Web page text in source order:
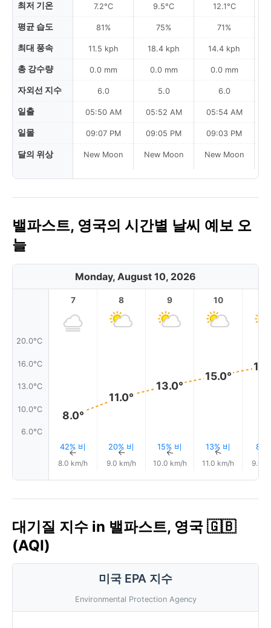
최저 기온
평균 습도
최대 풍속
총 강수량
자외선 지수
일출
일몰
달의 위상
7.2°C
81%
11.5 kph
0.0 mm
6.0
05:50 AM
09:07 PM
New Moon
9.5°C
75%
18.4 kph
0.0 mm
5.0
05:52 AM
09:05 PM
New Moon
12.1°C
71%
14.4 kph
0.0 mm
6.0
05:54 AM
09:03 PM
New Moon
밸파스트, 영국의 시간별 날씨 예보 오
늘
Monday, August 10, 2026
20.0°C
16.0°C
13.0°C
10.0°C
6.0°C
7
8.0°
42% 비
↑
8.0 km/h
8
11.0°
20% 비
↑
9.0 km/h
9
13.0°
15% 비
↑
10.0 km/h
10
15.0°
13% 비
↑
11.0 km/h
8%
9.0
대기질 지수 in 밸파스트, 영국 🇬🇧
(AQI)
미국 EPA 지수
Environmental Protection Agency